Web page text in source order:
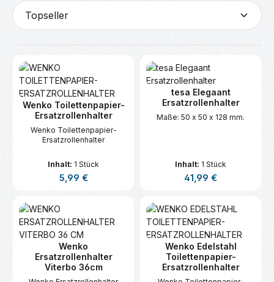
Wenko Toilettenpapier-
Ersatzrollenhalter
Wenko Toilettenpapier-
Ersatzrollenhalter
Inhalt: 1 Stück
Regulärer Preis:
5,99 €
tesa Elegaant
Ersatzrollenhalter
Maße: 50 x 50 x 128 mm.
Inhalt: 1 Stück
Regulärer Preis:
41,99 €
Wenko
Ersatzrollenhalter
Viterbo 36cm
Wenko Edelstahl
Toilettenpapier-
Ersatzrollenhalter